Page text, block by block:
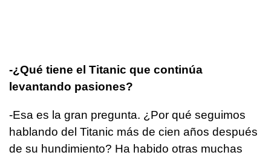
-¿Qué tiene el Titanic que continúa
levantando pasiones?
-Esa es la gran pregunta. ¿Por qué seguimos
hablando del Titanic más de cien años después
de su hundimiento? Ha habido otras muchas